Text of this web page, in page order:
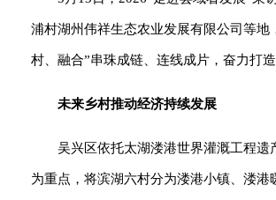
浦村湖州伟祥生态农业发展有限公司等地
村、融合”串珠成链、连线成片，奋力打
未来乡村推动经济持续发展
吴兴区依托太湖溇港世界灌溉工程
为重点，将滨湖六村分为溇港小镇、溇